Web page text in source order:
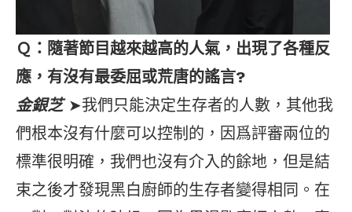
Ｑ：隨著節目越來越高的人氣，出現了各種反
應，有沒有最委屈或荒唐的謠言?
金銀芝➤我們只能決定生存者的人數，其他我
們根本沒有什麼可以控制的，因爲評審兩位的
標準很明確，我們也沒有介入的餘地，但是結
束之後才發現黑白廚師的生存者變得相同。在